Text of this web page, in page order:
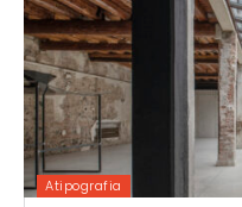
Atipografia